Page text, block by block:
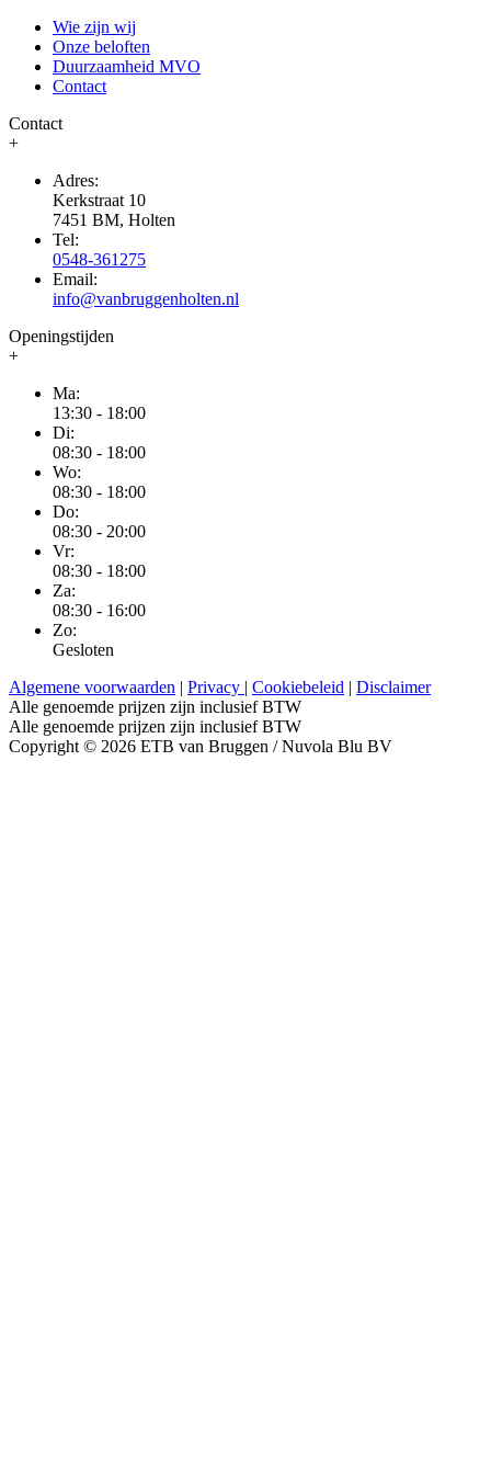
Wie zijn wij
Onze beloften
Duurzaamheid MVO
Contact
Contact
+
Adres:
Kerkstraat 10
7451 BM, Holten
Tel:
0548-361275
Email:
info@vanbruggenholten.nl
Openingstijden
+
Ma:
13:30 - 18:00
Di:
08:30 - 18:00
Wo:
08:30 - 18:00
Do:
08:30 - 20:00
Vr:
08:30 - 18:00
Za:
08:30 - 16:00
Zo:
Gesloten
Algemene voorwaarden | Privacy | Cookiebeleid | Disclaimer
Alle genoemde prijzen zijn inclusief BTW
Alle genoemde prijzen zijn inclusief BTW
Copyright © 2026 ETB van Bruggen / Nuvola Blu BV